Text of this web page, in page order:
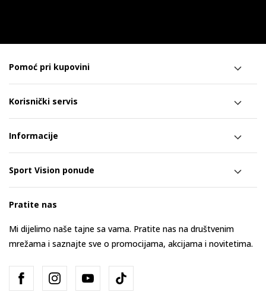
Pomoć pri kupovini
Korisnički servis
Informacije
Sport Vision ponude
Pratite nas
Mi dijelimo naše tajne sa vama. Pratite nas na društvenim
mrežama i saznajte sve o promocijama, akcijama i novitetima.